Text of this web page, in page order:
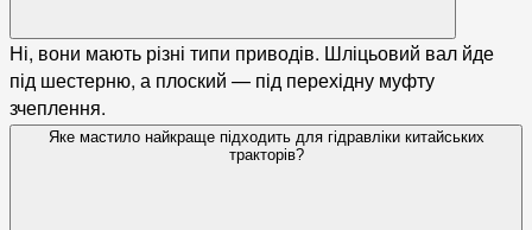
Ні, вони мають різні типи приводів. Шліцьовий вал йде
під шестерню, а плоский — під перехідну муфту
зчеплення.
Яке мастило найкраще підходить для гідравліки китайських
тракторів?